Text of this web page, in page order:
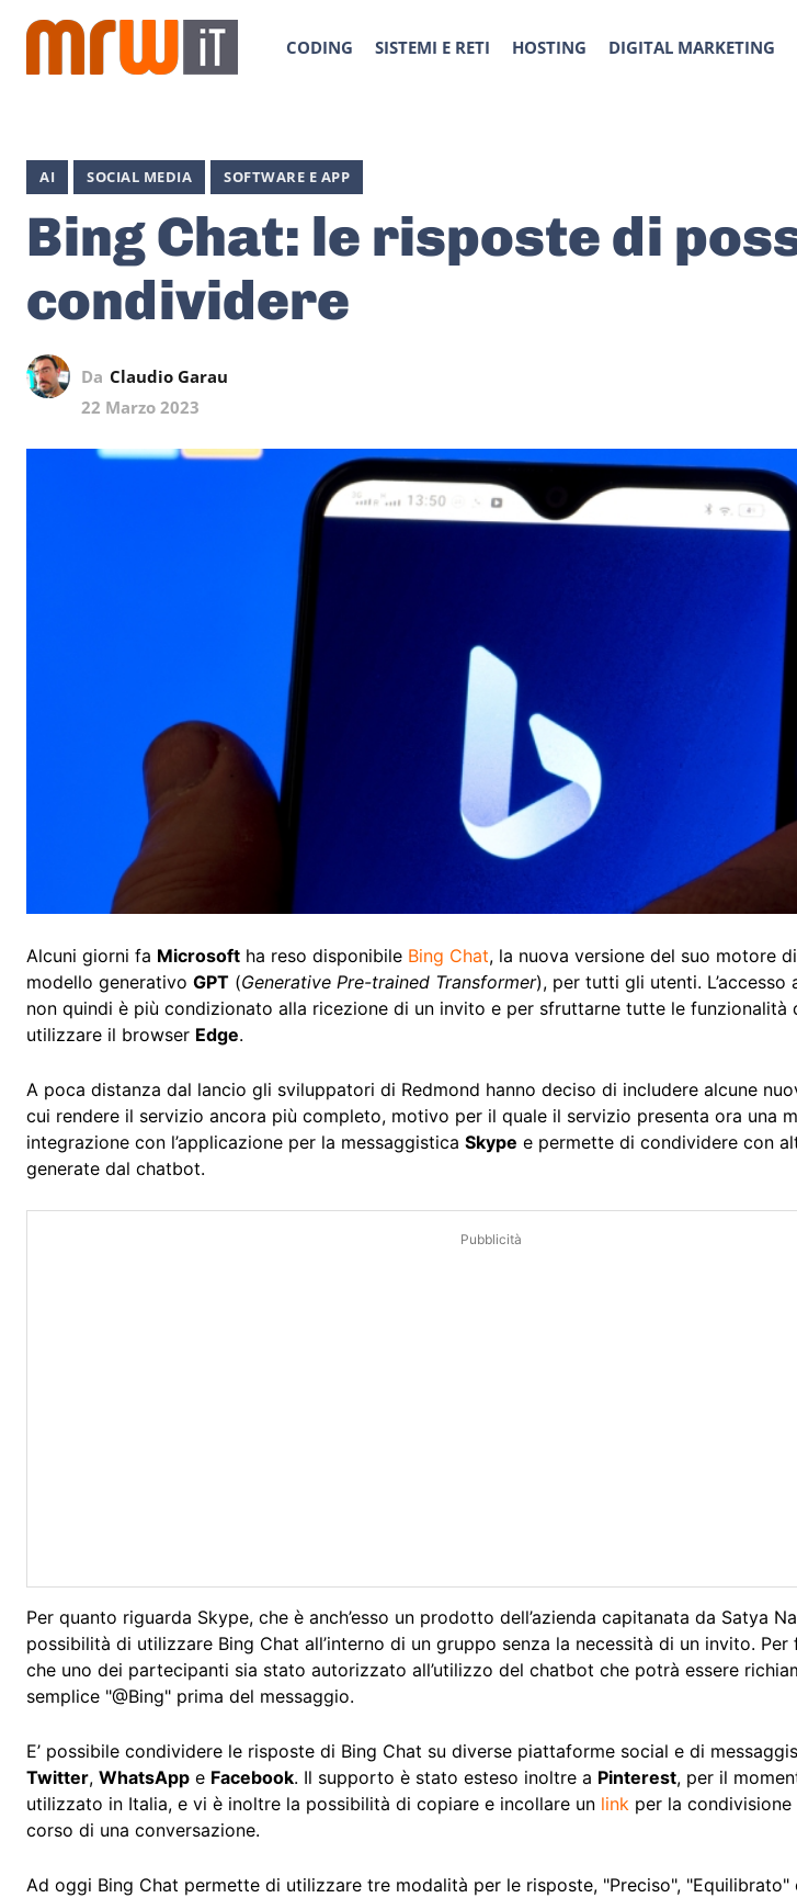
CODING SISTEMI E RETI HOSTING DIGITAL MARKETING
AI SOCIAL MEDIA SOFTWARE E APP
Bing Chat: le risposte di
condividere
Da Claudio Garau
22 Marzo 2023
Alcuni giorni fa Microsoft ha reso disponibile Bing Chat, la nuova versione del suo motore
modello generativo GPT (Generative Pre-trained Transformer), per tutti gli utenti. L’accesso
non quindi è più condizionato alla ricezione di un invito e per sfruttarne tutte le funzionalità
utilizzare il browser Edge.
A poca distanza dal lancio gli sviluppatori di Redmond hanno deciso di includere alcune
cui rendere il servizio ancora più completo, motivo per il quale il servizio presenta ora una
integrazione con l’applicazione per la messaggistica Skype e permette di condividere con
generate dal chatbot.
Pubblicità
Per quanto riguarda Skype, che è anch’esso un prodotto dell’azienda capitanata da Satya
possibilità di utilizzare Bing Chat all’interno di un gruppo senza la necessità di un invito.
che uno dei partecipanti sia stato autorizzato all’utilizzo del chatbot che potrà essere
semplice "@Bing" prima del messaggio.
E’ possibile condividere le risposte di Bing Chat su diverse piattaforme social e di
Twitter, WhatsApp e Facebook. Il supporto è stato esteso inoltre a Pinterest, per il
utilizzato in Italia, e vi è inoltre la possibilità di copiare e incollare un link per la
corso di una conversazione.
Ad oggi Bing Chat permette di utilizzare tre modalità per le risposte, "Preciso", "Equilibrato"